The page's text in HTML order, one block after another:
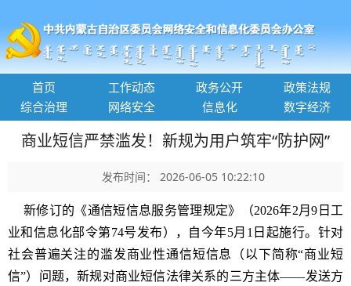
首页 工作动态 政务公开
政策法规
综合治理
网络安全 信息化 数字经济
商业短信严禁滥发！新规为用户筑牢“防护网”
发布时间： 2026-06-05 10:22:10
新修订的《通信短信息服务管理规定》（2026年2月9日工
业和信息化部令第74号发布），自今年5月1日起施行。针对
社会普遍关注的滥发商业性通信短信息（以下简称“商业短
信”）问题，新规对商业短信法律关系的三方主体——发送方